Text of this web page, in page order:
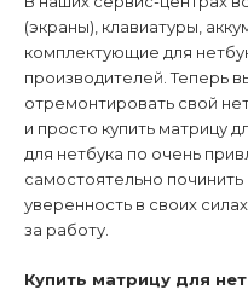
(экраны), клавиатуры,
комплектующие для
производителей. Теперь
отремонтировать свой
и просто купить матрицу
для нетбука по очень
самостоятельно починить
уверенность в своих
за работу.
Купить матрицу для